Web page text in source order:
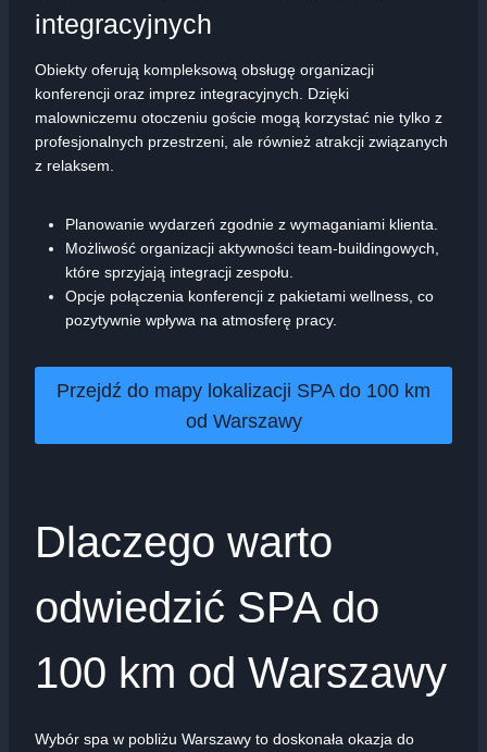
integracyjnych
Obiekty oferują kompleksową obsługę organizacji
konferencji oraz imprez integracyjnych. Dzięki
malowniczemu otoczeniu goście mogą korzystać nie tylko z
profesjonalnych przestrzeni, ale również atrakcji związanych
z relaksem.
Planowanie wydarzeń zgodnie z wymaganiami klienta.
Możliwość organizacji aktywności team-buildingowych,
które sprzyjają integracji zespołu.
Opcje połączenia konferencji z pakietami wellness, co
pozytywnie wpływa na atmosferę pracy.
Przejdź do mapy lokalizacji SPA do 100 km
od Warszawy
Dlaczego warto
odwiedzić SPA do
100 km od Warszawy
Wybór spa w pobliżu Warszawy to doskonała okazja do